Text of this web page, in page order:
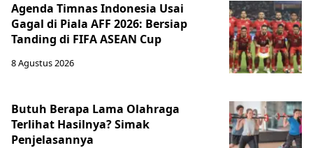
Agenda Timnas Indonesia Usai
Gagal di Piala AFF 2026: Bersiap
Tanding di FIFA ASEAN Cup
8 Agustus 2026
Butuh Berapa Lama Olahraga
Terlihat Hasilnya? Simak
Penjelasannya